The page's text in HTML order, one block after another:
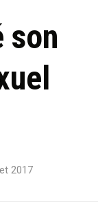
son
2017